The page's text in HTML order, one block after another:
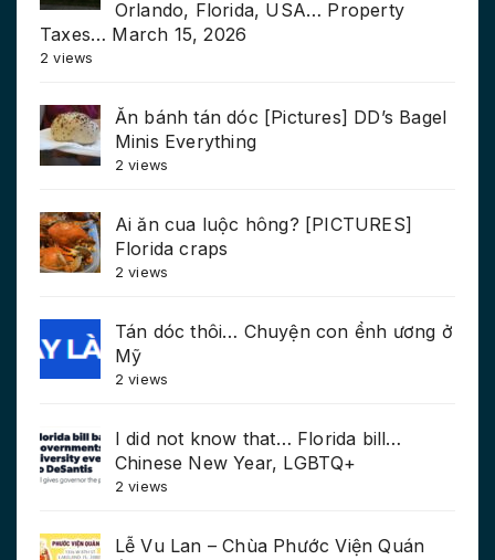
Orlando, Florida, USA… Property
Taxes… March 15, 2026
2 views
Ăn bánh tán dóc [Pictures] DD’s Bagel
Minis Everything
2 views
Ai ăn cua luộc hông? [PICTURES]
Florida craps
2 views
Tán dóc thôi… Chuyện con ểnh ương ở
Mỹ
2 views
I did not know that… Florida bill…
Chinese New Year, LGBTQ+
2 views
Lễ Vu Lan – Chùa Phước Viện Quán